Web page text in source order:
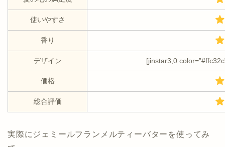
使いやすさ
香り
デザイン [jinstar3,0
価格
総合評価
実際にジェミールフランメルティーバターを使ってみ